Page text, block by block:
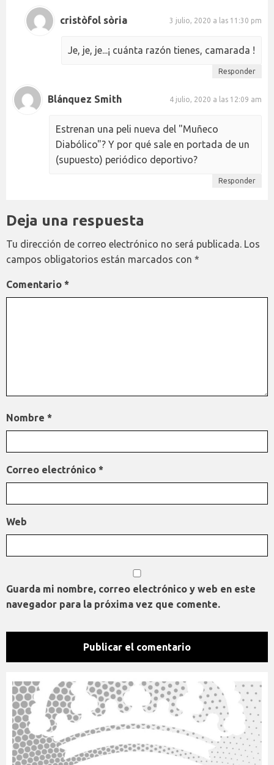
cristòfol sòria 3 julio, 2020 a las 11:30 pm
Je, je, je...¡ cuánta razón tienes, camarada !
Responder
Blánquez Smith 4 julio, 2020 a las 12:09 am
Estrenan una peli nueva del "Muñeco
Diabólico"? Y por qué sale en portada de un
(supuesto) periódico deportivo?
Responder
Deja una respuesta
Tu dirección de correo electrónico no será publicada. Los
campos obligatorios están marcados con *
Comentario *
Nombre *
Correo electrónico *
Web
Guarda mi nombre, correo electrónico y web en este
navegador para la próxima vez que comente.